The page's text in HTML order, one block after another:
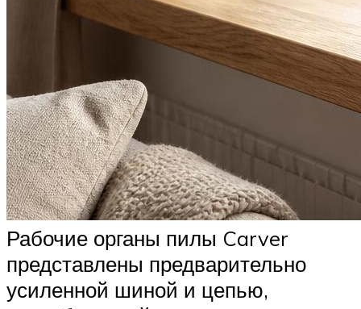
Рабочие органы пилы Carver
представлены предварительно
усиленной шиной и цепью,